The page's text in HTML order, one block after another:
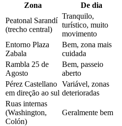
Zona De dia
Peatonal Sarandí
(trecho central)
Tranquilo,
turístico, muito
movimento
Entorno Plaza
Zabala
Bem, zona mais
cuidada
Rambla 25 de
Agosto
Bem, passeio
aberto
Pérez Castellano
em direção ao sul
Variável, zonas
deterioradas
Ruas internas
(Washington,
Colón)
Geralmente bem